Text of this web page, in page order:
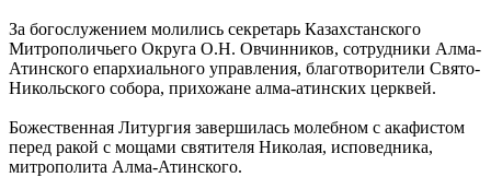
За богослужением молились секретарь Казахстанского
Митрополичьего Округа О.Н. Овчинников, сотрудники Алма-
Атинского епархиального управления, благотворители Свято-
Никольского собора, прихожане алма-атинских церквей.
Божественная Литургия завершилась молебном с акафистом
перед ракой с мощами святителя Николая, исповедника,
митрополита Алма-Атинского.